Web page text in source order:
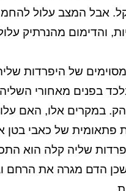
אבל המצב עלול
והדימום מהנרתיק
של היפרדות
בפנים מאחורי השליה
במקרים אלו, האם
פתאומית של כאבי בטן
שליה קלה הוא
הדם מגרה את הרחם